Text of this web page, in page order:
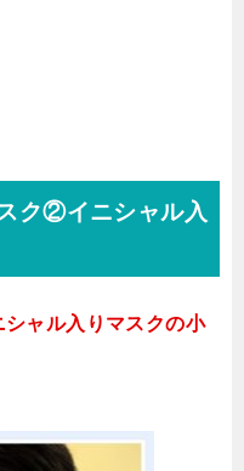
ク②イニシャル入
シャル入りマスクの小